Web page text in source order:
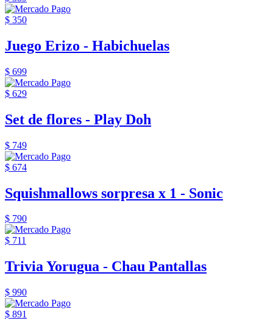
$ 350
Juego Erizo - Habichuelas
$ 699
$ 629
Set de flores - Play Doh
$ 749
$ 674
Squishmallows sorpresa x 1 - Sonic
$ 790
$ 711
Trivia Yorugua - Chau Pantallas
$ 990
$ 891